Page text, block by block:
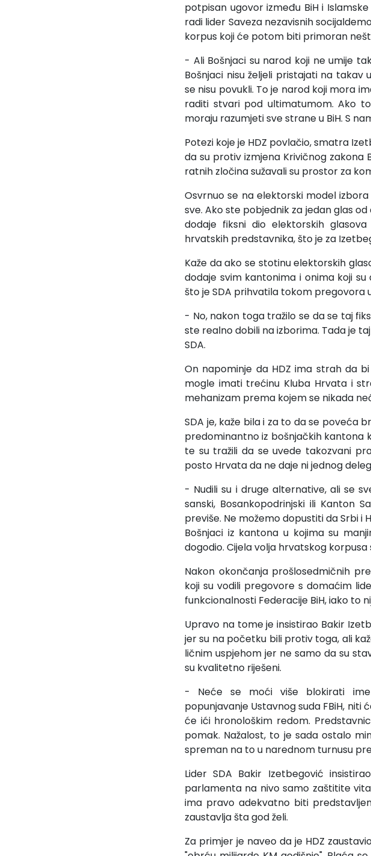
potpisan ugovor između BiH i
radi lider Saveza nezavisnih
korpus koji će potom biti primoran
- Ali Bošnjaci su narod koji ne umije
Bošnjaci nisu željeli pristajati na takav
se nisu povukli. To je narod koji mora
raditi stvari pod ultimatumom. Ako
moraju razumjeti sve strane u BiH. S
Potezi koje je HDZ povlačio, smatra
da su protiv izmjena Krivičnog zakona
ratnih zločina sužavali su prostor za
Osvrnuo se na elektorski model
sve. Ako ste pobjednik za jedan glas
dodaje fiksni dio elektorskih
hrvatskih predstavnika, što je za
Kaže da ako se stotinu elektorskih
dodaje svim kantonima i onima koji
što je SDA prihvatila tokom pregovora
- No, nakon toga tražilo se da se taj
ste realno dobili na izborima. Tada je
SDA.
On napominje da HDZ ima strah da
mogle imati trećinu Kluba Hrvata i
mehanizam prema kojem se nikada
SDA je, kaže bila i za to da se poveća
predominantno iz bošnjačkih kantona
te su tražili da se uvede takozvani
posto Hrvata da ne daje ni jednog
- Nudili su i druge alternative, ali se
sanski, Bosankopodrinjski ili Kanton
previše. Ne možemo dopustiti da Srbi i
Bošnjaci iz kantona u kojima su
dogodio. Cijela volja hrvatskog
Nakon okončanja prošlosedmičnih
koji su vodili pregovore s domaćim
funkcionalnosti Federacije BiH, iako to
Upravo na tome je insistirao Bakir
jer su na početku bili protiv toga, ali
ličnim uspjehom jer ne samo da su
su kvalitetno riješeni.
- Neće se moći više blokirati
popunjavanje Ustavnog suda FBiH,
će ići hronološkim redom.
pomak. Nažalost, to je sada ostalo
spreman na to u narednom turnusu
Lider SDA Bakir Izetbegović
parlamenta na nivo samo zaštitite
ima pravo adekvatno biti
zaustavlja šta god želi.
Za primjer je naveo da je HDZ